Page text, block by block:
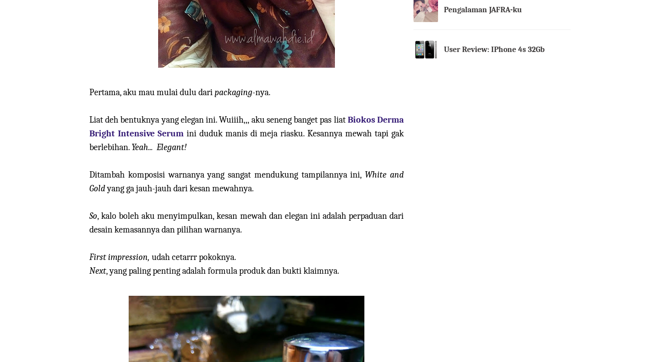
Pertama, aku mau mulai dulu daripackaging-nya.
Liat deh bentuknya yang elegan ini. Wuiiih,,, aku seneng banget pas liatBiokos Derma
Bright Intensive Serumini duduk manis di meja riasku. Kesannya mewah tapi gak
berlebihan.Yeah... Elegant!
Ditambah komposisi warnanya yang sangat mendukung tampilannya ini, White and
Goldyang ga jauh-jauh dari kesan mewahnya.
So, kalo boleh aku menyimpulkan, kesan mewah dan elegan ini adalah perpaduan dari
desain kemasannya dan pilihan warnanya.
First impression, udah cetarrr pokoknya.
Next, yang paling penting adalah formula produk dan bukti klaimnya.
Pengalaman JAFRA-ku
User Review: IPhone 4s 32Gb